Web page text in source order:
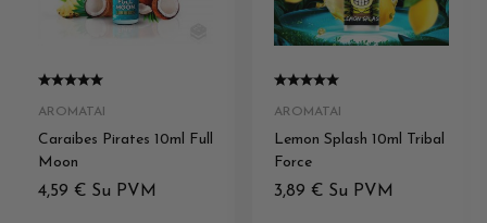
AROMATAI
Caraibes Pirates 10ml Full
Moon
4,59 € Su PVM
AROMATAI
Lemon Splash 10ml Tribal
Force
3,89 € Su PVM